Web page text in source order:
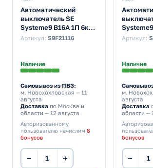
Автоматический
выключатель SE
Systeme9 В16А 1П 6кА
(автомат
Артикул: S9F21116
Наличие
Самовывоз из ПВЗ:
м. Новохохловская — 11
августа
Доставка по Москве и
области — 12 августа
Авторизованному
пользователю начислим 8
бонусов
− +
(автомат
Артикул:
Наличие
м.
августа
Доставка
области —
бонусов
−